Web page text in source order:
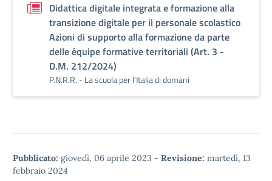
Didattica digitale integrata e formazione alla
transizione digitale per il personale scolastico
Azioni di supporto alla formazione da parte
delle équipe formative territoriali (Art. 3 -
D.M. 212/2024)
P.N.R.R. - La scuola per l'Italia di domani
Pubblicato: giovedì, 06 aprile 2023 - Revisione: martedì, 13
febbraio 2024